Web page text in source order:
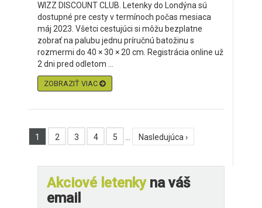
WIZZ DISCOUNT CLUB. Letenky do Londýna sú
dostupné pre cesty v termínoch počas mesiaca
máj 2023. Všetci cestujúci si môžu bezplatne
zobrať na palubu jednu príručnú batožinu s
rozmermi do 40 × 30 × 20 cm. Registrácia online už
2 dni pred odletom ...
ZOBRAZIŤ VIAC
1 2 3 4 5 Nasledujúca ›
Akciové letenkyna váš
email